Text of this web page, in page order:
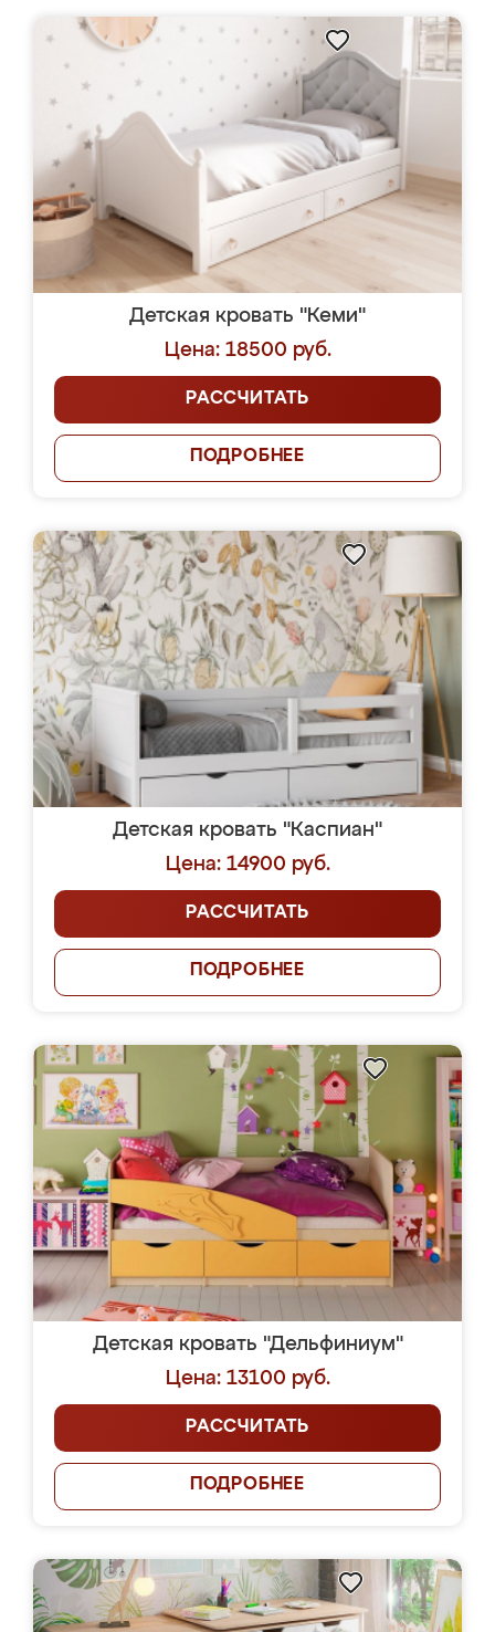
Детская кровать "Кеми"
Цена: 18500 руб.
РАССЧИТАТЬ
ПОДРОБНЕЕ
Детская кровать "Каспиан"
Цена: 14900 руб.
РАССЧИТАТЬ
ПОДРОБНЕЕ
Детская кровать "Дельфиниум"
Цена: 13100 руб.
РАССЧИТАТЬ
ПОДРОБНЕЕ